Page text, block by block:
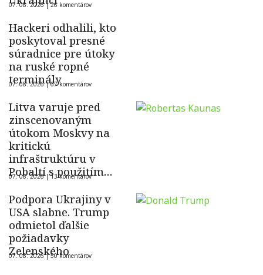
07. 08. 2026 |26 komentárov
Hackeri odhalili, kto
poskytoval presné
súradnice pre útoky
na ruské ropné
terminály
07. 08. 2026 |67 komentárov
Litva varuje pred
zinscenovaným
útokom Moskvy na
kritickú
infraštruktúru v
Pobaltí s použitím
ukrajinského dronu
07. 08. 2026 |13 komentárov
Podpora Ukrajiny v
USA slabne. Trump
odmietol ďalšie
požiadavky
Zelenského
07. 08. 2026 |50 komentárov